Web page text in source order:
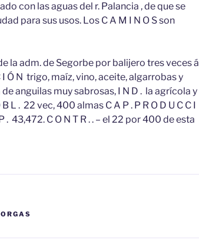
con las aguas del r. Palancia , de que se
para sus usos. Los C A M I N O S son
la adm. de Segorbe por balijero tres veces á
I Ó N trigo, maíz, vino, aceite, algarrobas y
anguilas muy sabrosas, I N D . la agrícola y
L . 22 vec, 400 almas C A P . P R O D U C C I
43,472. C O N T R . . – el 22 por 400 de esta